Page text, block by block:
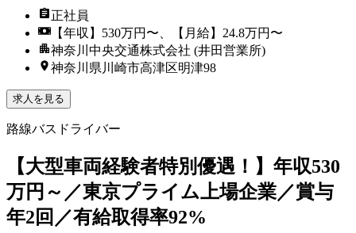
正社員
【年収】530万円〜、【月給】24.8万円〜
神奈川中央交通株式会社 (井田営業所)
神奈川県川崎市高津区明津98
求人を見る
路線バスドライバー
【大型車両経験者特別優遇！】年収530
万円～／東京プライム上場企業／賞与
年2回／有給取得率92%